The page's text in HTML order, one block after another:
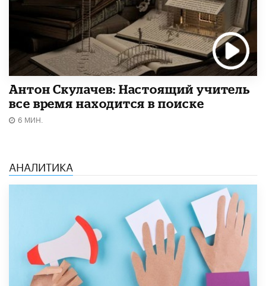
Антон Скулачев: Настоящий учитель
все время находится в поиске
6 МИН.
АНАЛИТИКА